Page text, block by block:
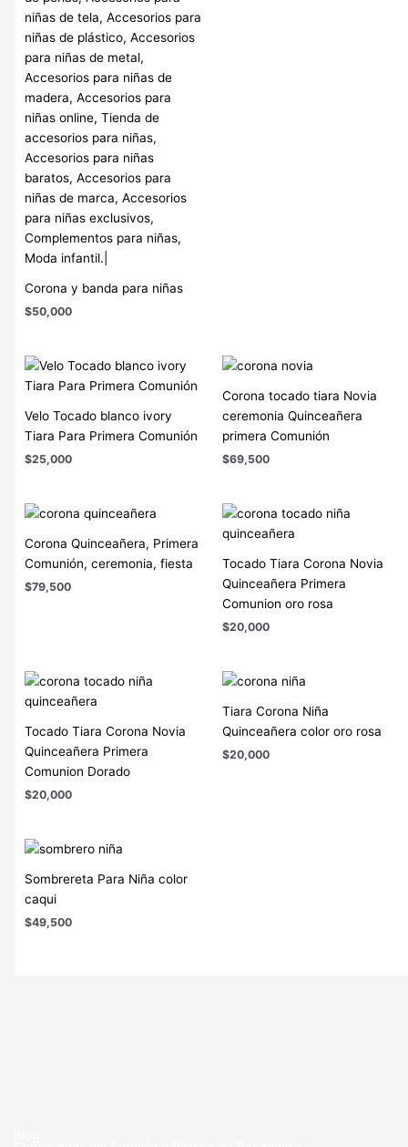
Corona y banda para niñas
$50,000
Velo Tocado blanco ivory
Tiara Para Primera Comunión
$25,000
Corona tocado tiara Novia
ceremonia Quinceañera
primera Comunión
$69,500
Corona Quinceañera, Primera
Comunión, ceremonia, fiesta
$79,500
Tocado Tiara Corona Novia
Quinceañera Primera
Comunion oro rosa
$20,000
Tocado Tiara Corona Novia
Quinceañera Primera
Comunion Dorado
$20,000
Tiara Corona Niña
Quinceañera color oro rosa
$20,000
Sombrereta Para Niña color
caqui
$49,500